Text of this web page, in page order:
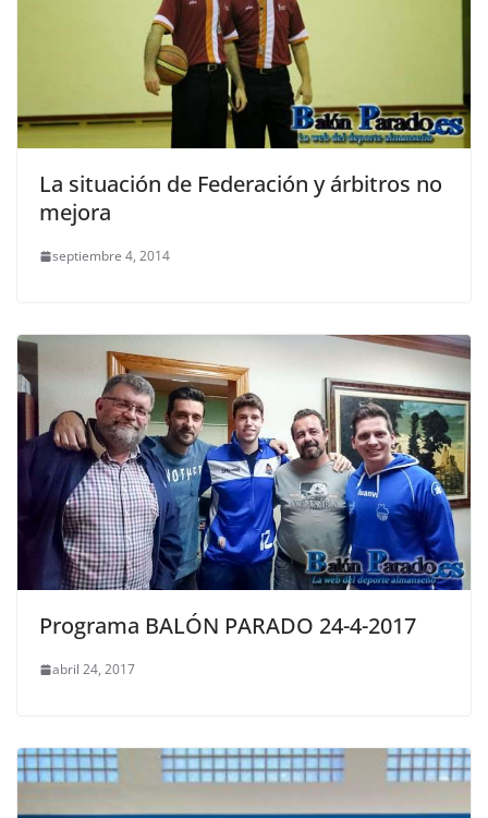
La situación de Federación y árbitros no
mejora
septiembre 4, 2014
Programa BALÓN PARADO 24-4-2017
abril 24, 2017